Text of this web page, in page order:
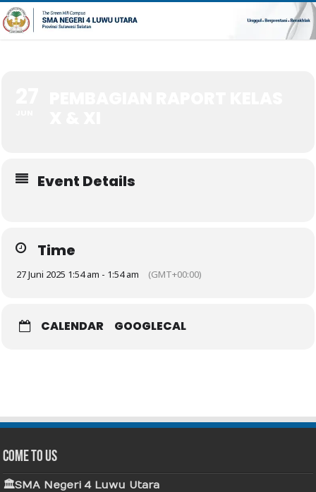
Event Details
Time
27 Juni 2025 1:54 am - 1:54 am (GMT+00:00)
CALENDAR GOOGLECAL
Come To Us
🏛 SMA Negeri 4 Luwu Utara